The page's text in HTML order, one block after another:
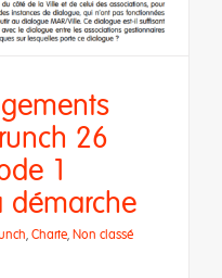
26
1
démarche
, Charte, Non classé